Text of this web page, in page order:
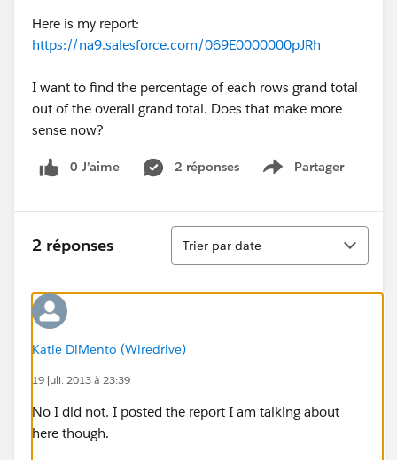
Here is my report:
https://na9.salesforce.com/069E0000000pJRh
I want to find the percentage of each rows grand total
out of the overall grand total. Does that make more
sense now?
0 J’aime 2 réponses Partager
Show menu
2 réponses
Tri
Trier par date
Katie DiMento (Wiredrive)
19 juil. 2013 à 23:39
No I did not. I posted the report I am talking about
here though.